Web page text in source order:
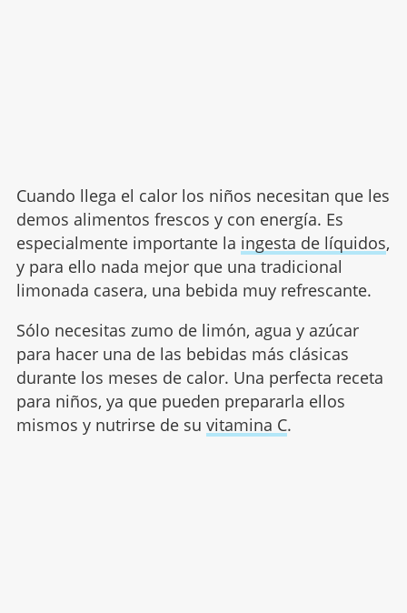
Cuando llega el calor los niños necesitan que les
demos alimentos frescos y con energía. Es
especialmente importante la ingesta de líquidos,
y para ello nada mejor que una tradicional
limonada casera, una bebida muy refrescante.
Sólo necesitas zumo de limón, agua y azúcar
para hacer una de las bebidas más clásicas
durante los meses de calor. Una perfecta receta
para niños, ya que pueden prepararla ellos
mismos y nutrirse de su vitamina C.